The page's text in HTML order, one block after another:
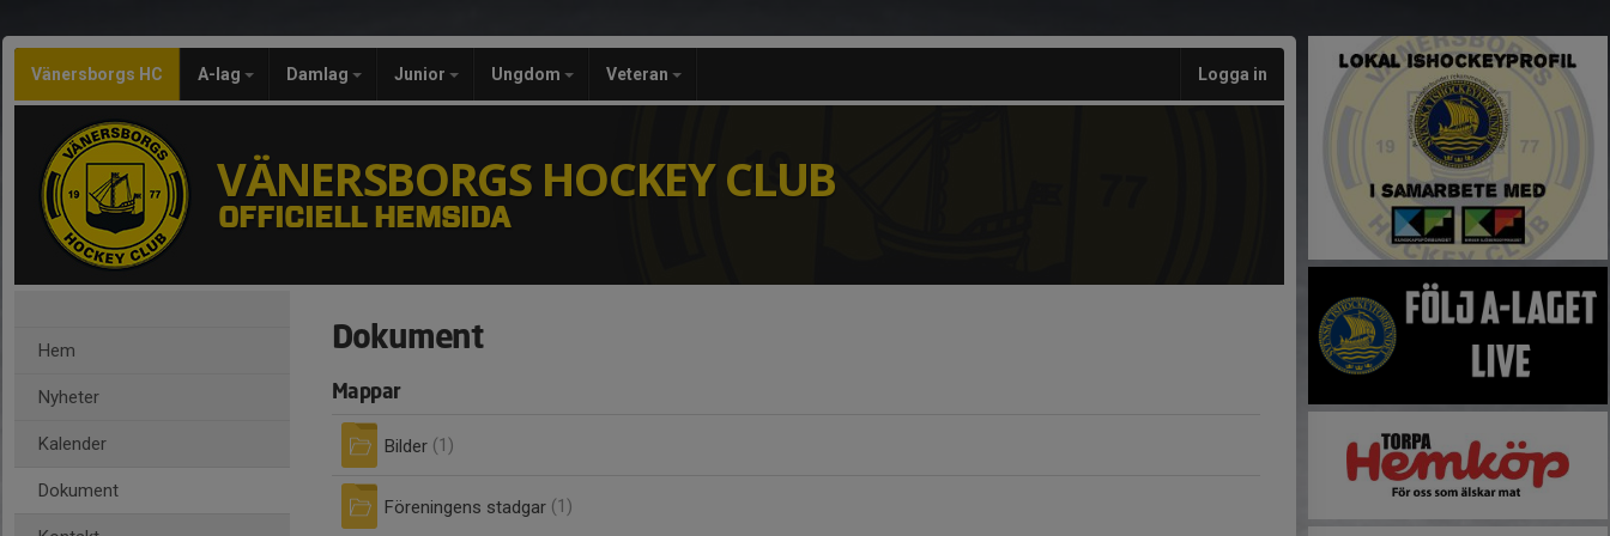
Vänersborgs HC A-lag Damlag Junior Ungdom Veteran Logga in
VÄNERSBORGS HOCKEY CLUB
OFFICIELL HEMSIDA
Hem
Nyheter
Kalender
Dokument
Dokument
Mappar
Bilder (1)
Föreningens stadgar (1)